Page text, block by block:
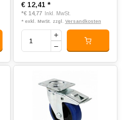
€ 12,41 *
*€ 14,77 Inkl. MwSt.
* exkl. MwSt. zzgl. Versandkosten